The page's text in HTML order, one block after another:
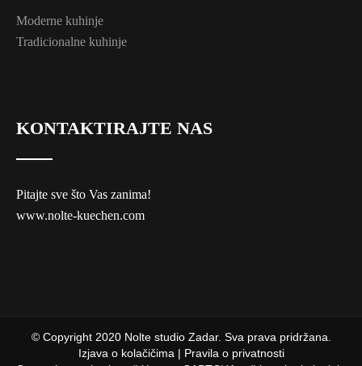
Moderne kuhinje
Tradicionalne kuhinje
KONTAKTIRAJTE NAS
Pitajte sve što Vas zanima!
www.nolte-kuechen.com
© Copyright 2020 Nolte studio Zadar. Sva prava pridržana.
Izjava o kolačičima | Pravila o privatnosti